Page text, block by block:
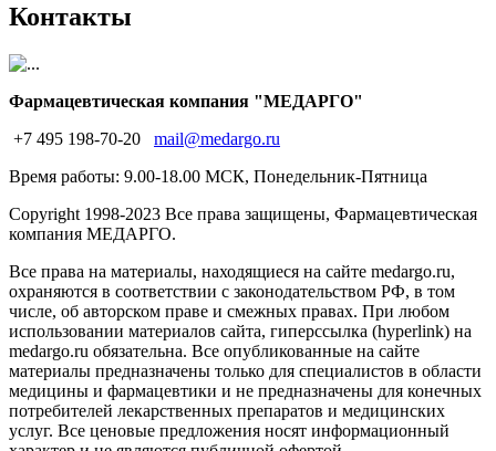
Контакты
Фармацевтическая компания "МЕДАРГО"
+7 495 198-70-20
mail@medargo.ru
Время работы: 9.00-18.00 МСК, Понедельник-Пятница
Copyright 1998-2023 Все права защищены, Фармацевтическая
компания МЕДАРГО.
Все права на материалы, находящиеся на сайте medargo.ru,
охраняются в соответствии с законодательством РФ, в том
числе, об авторском праве и смежных правах. При любом
использовании материалов сайта, гиперссылка (hyperlink) на
medargo.ru обязательна. Все опубликованные на сайте
материалы предназначены только для специалистов в области
медицины и фармацевтики и не предназначены для конечных
потребителей лекарственных препаратов и медицинских
услуг. Все ценовые предложения носят информационный